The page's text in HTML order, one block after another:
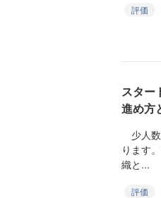
評価
スター
進め方
少人
ります
織と...
評価